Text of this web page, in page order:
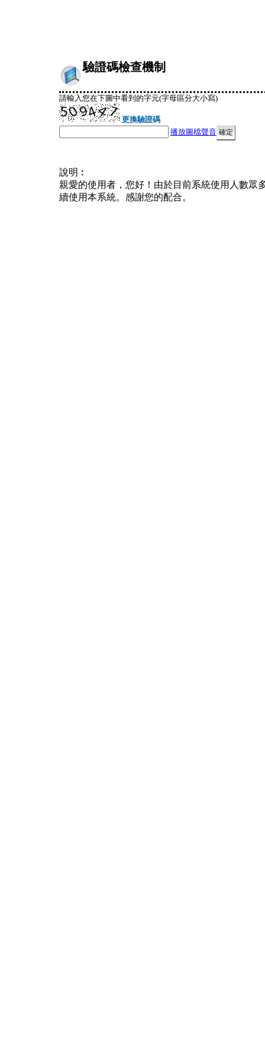
驗證碼檢查機制
請輸入您在下圖中看到的字元(字母區分大小寫)
更換驗證碼
播放圖檔聲音
說明︰
親愛的使用者，您好！由於目前系統使用人數眾
續使用本系統。感謝您的配合。